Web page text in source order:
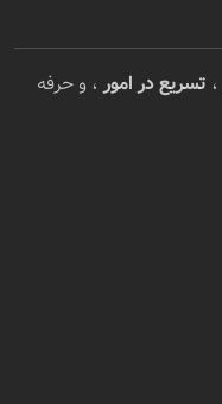
، تسریع در امور ، و حرفه